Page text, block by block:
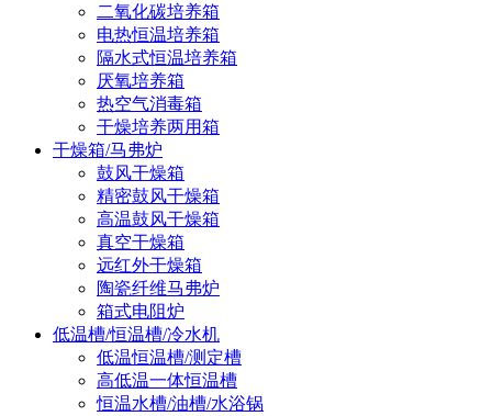
二氧化碳培养箱
电热恒温培养箱
隔水式恒温培养箱
厌氧培养箱
热空气消毒箱
干燥培养两用箱
干燥箱/马弗炉
鼓风干燥箱
精密鼓风干燥箱
高温鼓风干燥箱
真空干燥箱
远红外干燥箱
陶瓷纤维马弗炉
箱式电阻炉
低温槽/恒温槽/冷水机
低温恒温槽/测定槽
高低温一体恒温槽
恒温水槽/油槽/水浴锅